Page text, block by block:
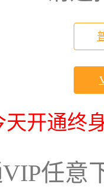
天开通终
任意